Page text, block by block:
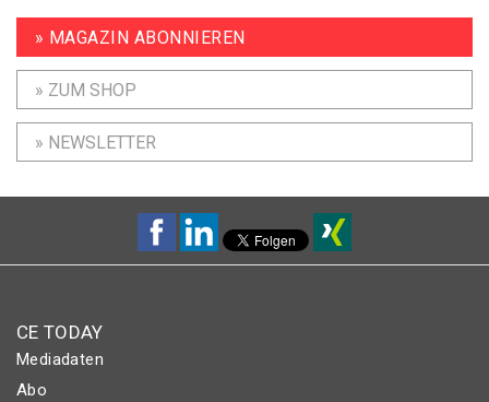
» MAGAZIN ABONNIEREN
» ZUM SHOP
» NEWSLETTER
CE TODAY
Mediadaten
Abo